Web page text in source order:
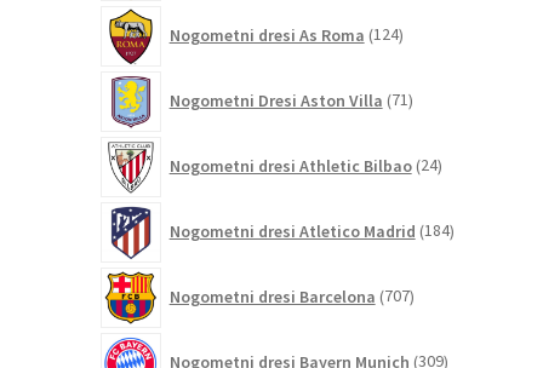
Nogometni dresi As Roma 124izdelkov
Nogometni Dresi Aston Villa 71izdelkov
Nogometni dresi Athletic Bilbao 24izdelkov
Nogometni dresi Atletico Madrid 184izdelkov
Nogometni dresi Barcelona 707izdelkov
Nogometni dresi Bayern Munich 309